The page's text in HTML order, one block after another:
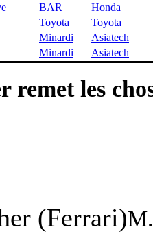
BAR
Honda
Toyota
Toyota
Minardi
Asiatech
Minardi Asiatech
remet les